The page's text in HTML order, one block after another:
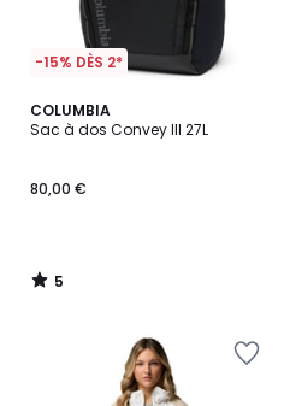
-15% DÈS 2*
COLUMBIA
Sac à dos Convey III 27L
80,00 €
5
/
5
/